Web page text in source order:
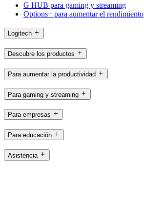
G HUB para gaming y streaming
Options+ para aumentar el rendimiento
Logitech
Descubre los productos
Para aumentar la productividad
Para gaming y streaming
Para empresas
Para educación
Asistencia